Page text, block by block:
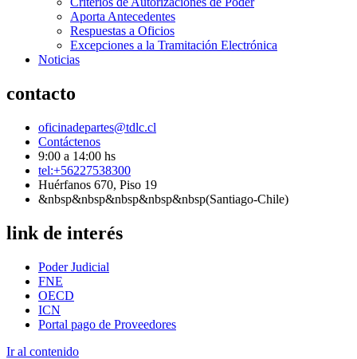
Aporta Antecedentes
Respuestas a Oficios
Excepciones a la Tramitación Electrónica
Noticias
contacto
oficinadepartes@tdlc.cl
Contáctenos
9:00 a 14:00 hs
tel:+56227538300
Huérfanos 670, Piso 19
&nbsp&nbsp&nbsp&nbsp&nbsp(Santiago-Chile)
link de interés
Poder Judicial
FNE
OECD
ICN
Portal pago de Proveedores
Ir al contenido